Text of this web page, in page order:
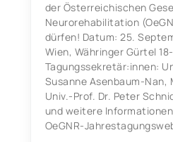
der Österreichischen
Neurorehabilitation
dürfen! Datum: 25.
Wien, Währinger Gürtel
Tagungssekretär:innen:
Susanne Asenbaum-Nan,
Univ.-Prof. Dr. Peter
und weitere
OeGNR-